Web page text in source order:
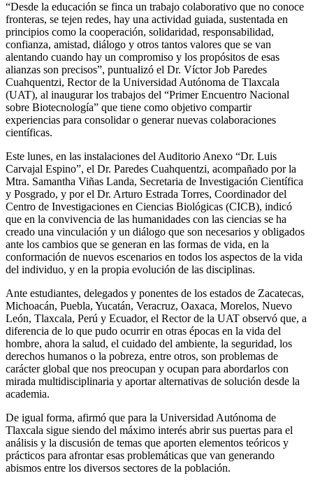
“Desde la educación se finca un trabajo colaborativo que no conoce
fronteras, se tejen redes, hay una actividad guiada, sustentada en
principios como la cooperación, solidaridad, responsabilidad,
confianza, amistad, diálogo y otros tantos valores que se van
alentando cuando hay un compromiso y los propósitos de esas
alianzas son precisos”, puntualizó el Dr. Víctor Job Paredes
Cuahquentzi, Rector de la Universidad Autónoma de Tlaxcala
(UAT), al inaugurar los trabajos del “Primer Encuentro Nacional
sobre Biotecnología” que tiene como objetivo compartir
experiencias para consolidar o generar nuevas colaboraciones
científicas.
Este lunes, en las instalaciones del Auditorio Anexo “Dr. Luis
Carvajal Espino”, el Dr. Paredes Cuahquentzi, acompañado por la
Mtra. Samantha Viñas Landa, Secretaria de Investigación Científica
y Posgrado, y por el Dr. Arturo Estrada Torres, Coordinador del
Centro de Investigaciones en Ciencias Biológicas (CICB), indicó
que en la convivencia de las humanidades con las ciencias se ha
creado una vinculación y un diálogo que son necesarios y obligados
ante los cambios que se generan en las formas de vida, en la
conformación de nuevos escenarios en todos los aspectos de la vida
del individuo, y en la propia evolución de las disciplinas.
Ante estudiantes, delegados y ponentes de los estados de Zacatecas,
Michoacán, Puebla, Yucatán, Veracruz, Oaxaca, Morelos, Nuevo
León, Tlaxcala, Perú y Ecuador, el Rector de la UAT observó que, a
diferencia de lo que pudo ocurrir en otras épocas en la vida del
hombre, ahora la salud, el cuidado del ambiente, la seguridad, los
derechos humanos o la pobreza, entre otros, son problemas de
carácter global que nos preocupan y ocupan para abordarlos con
mirada multidisciplinaria y aportar alternativas de solución desde la
academia.
De igual forma, afirmó que para la Universidad Autónoma de
Tlaxcala sigue siendo del máximo interés abrir sus puertas para el
análisis y la discusión de temas que aporten elementos teóricos y
prácticos para afrontar esas problemáticas que van generando
abismos entre los diversos sectores de la población.